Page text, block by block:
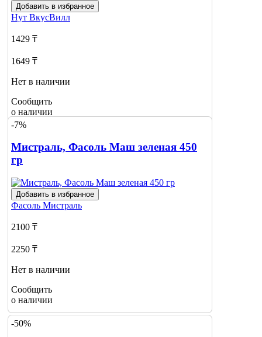
Добавить в избранное
Нут ВкусВилл
1429 ₸
1649 ₸
Нет в наличии
Сообщить
о наличии
-7%
Мистраль, Фасоль Маш зеленая 450
гр
Добавить в избранное
Фасоль Мистраль
2100 ₸
2250 ₸
Нет в наличии
Сообщить
о наличии
-50%